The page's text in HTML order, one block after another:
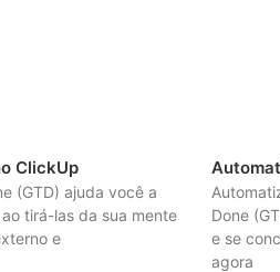
ClickUp
(GTD) ajuda você a
tirá-las da sua mente
e
Done
e se
agora